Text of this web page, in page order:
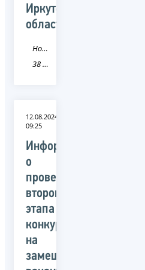
Иркутской
области
Новость
38 Иркутская область
12.08.2024
09:25
Информация
о
проведении
второго
этапа
конкурса
на
замещение